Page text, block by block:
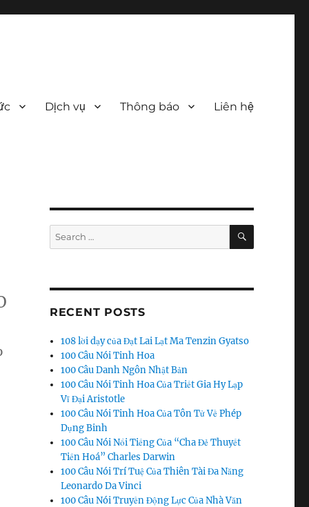
Dịch vụ Thông báo Liên hệ
Search
for:
SEARCH
RECENT POSTS
108 lời dạy của Đạt Lai Lạt Ma Tenzin Gyatso
100 Câu Nói Tinh Hoa
100 Câu Danh Ngôn Nhật Bản
100 Câu Nói Tinh Hoa Của Triết Gia Hy Lạp
Vĩ Đại Aristotle
100 Câu Nói Tinh Hoa Của Tôn Tử Về Phép
Dụng Binh
100 Câu Nói Nổi Tiếng Của “Cha Đẻ Thuyết
Tiến Hoá” Charles Darwin
100 Câu Nói Trí Tuệ Của Thiên Tài Đa Năng
Leonardo Da Vinci
100 Câu Nói Truyền Động Lực Của Nhà Văn